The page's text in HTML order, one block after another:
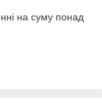
на суму понад